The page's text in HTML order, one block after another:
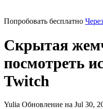
Попробовать бесплатно
Скрытая
посмотреть
Twitch
Yulia Обновление на Jul 30,